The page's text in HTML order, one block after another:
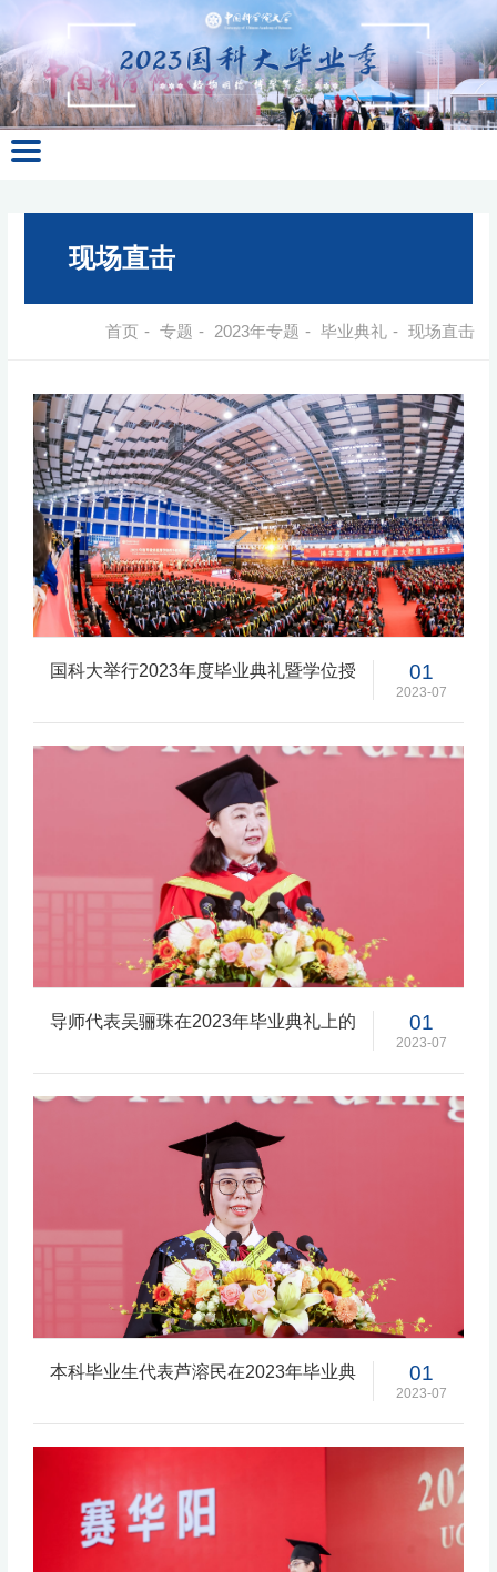
现场直击
首页 - 专题 - 2023年专题 - 毕业典礼 - 现场直击
01
2023-07
国科大举行2023年度毕业典礼暨学位授
01
2023-07
导师代表吴骊珠在2023年毕业典礼上的
01
2023-07
本科毕业生代表芦溶民在2023年毕业典